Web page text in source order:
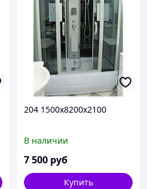
204 1500x8200x2100
В наличии
7 500 руб
Купить